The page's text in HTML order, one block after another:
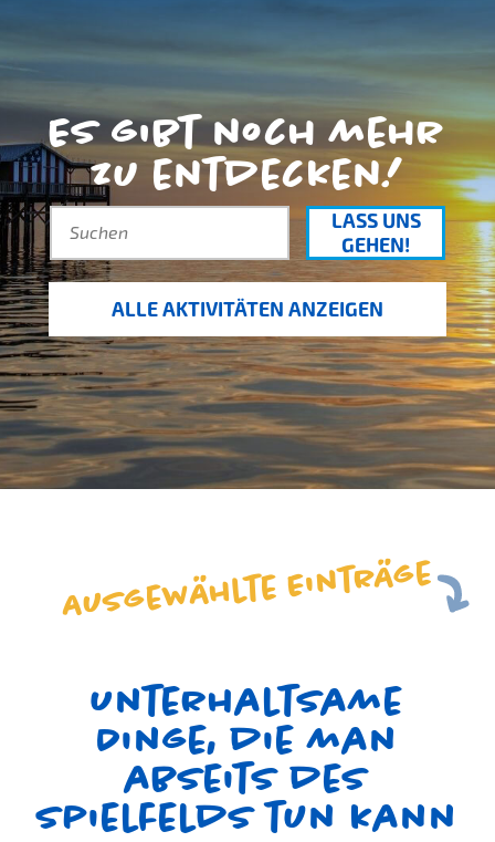
Es gibt noch mehr
zu entdecken!
LASS UNS
GEHEN!
ALLE AKTIVITÄTEN ANZEIGEN
Ausgewählte Einträge
Unterhaltsame
Dinge, die man
abseits des
Spielfelds tun kann